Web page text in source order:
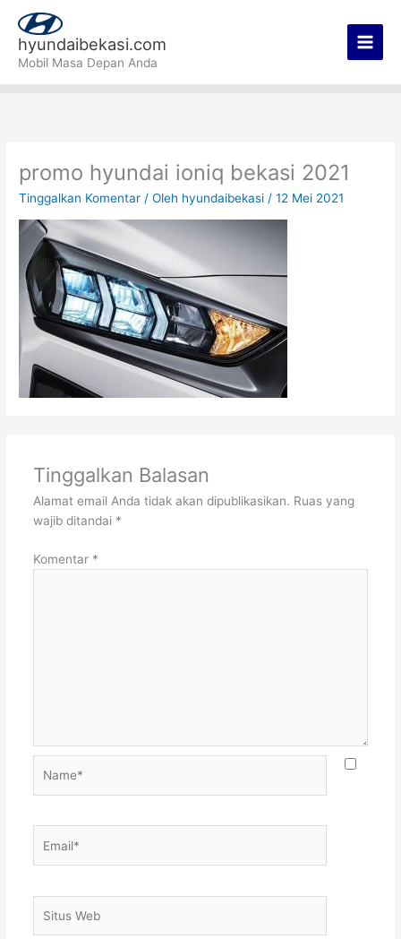
kontenhyundaibekasi.com
Mobil Masa Depan Anda
promo hyundai ioniq bekasi 2021
Tinggalkan Komentar / Oleh hyundaibekasi /12 Mei 2021
Tinggalkan Balasan
Alamat email Anda tidak akan dipublikasikan. Ruas yang
wajib ditandai *
Komentar *
Web